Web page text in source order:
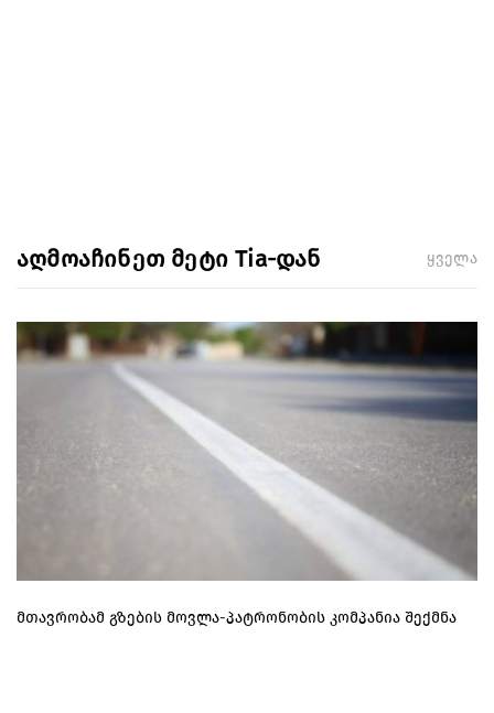
აღმოაჩინეთ მეტი Tia-დან ყველა
მთავრობამ გზების მოვლა-პატრონობის კომპანია შექმნა